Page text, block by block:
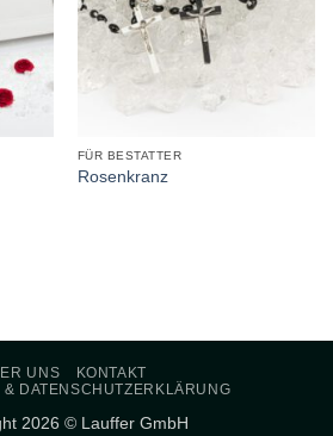
FÜR BESTATTER
Rosenkranz
UNS
KONTAKT
& DATENSCHUTZERKLÄRUNG
2026 © Lauffer GmbH